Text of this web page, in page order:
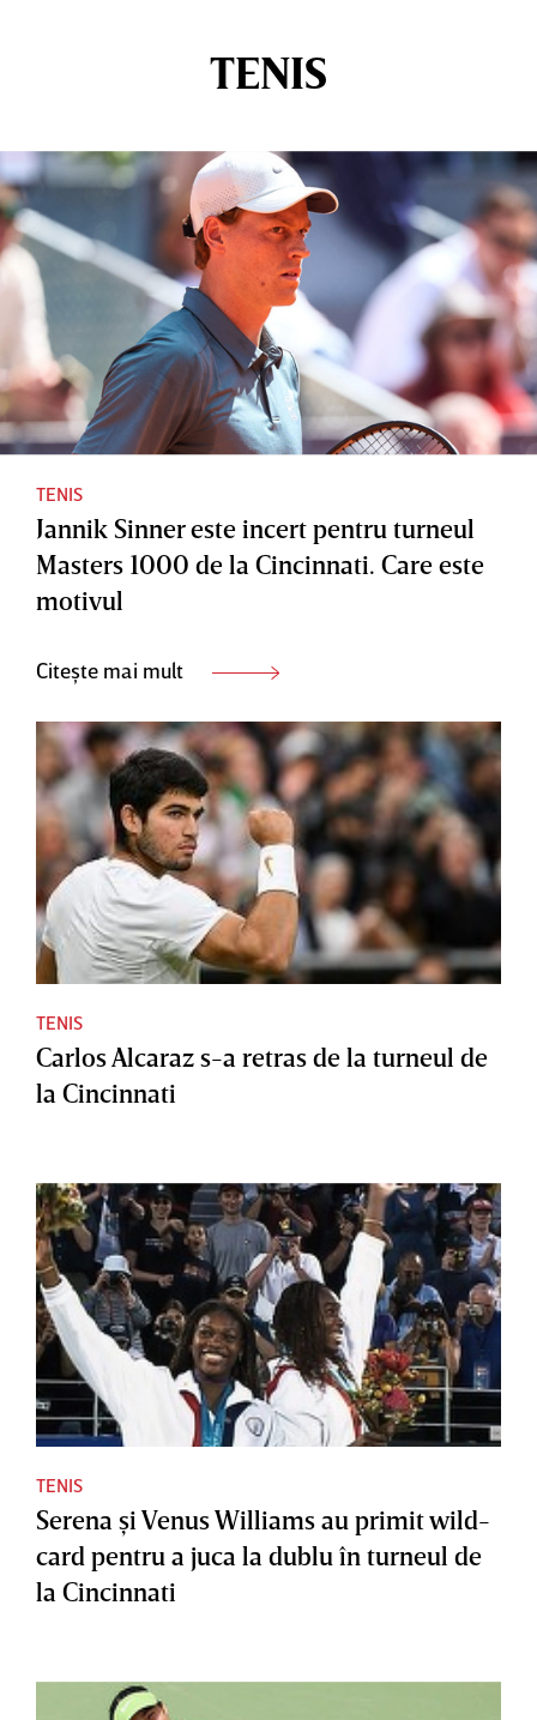
TENIS
TENIS
Jannik Sinner este incert pentru turneul
Masters 1000 de la Cincinnati. Care este
motivul
Citește mai mult
TENIS
Carlos Alcaraz s-a retras de la turneul de
la Cincinnati
TENIS
Serena şi Venus Williams au primit wild-
card pentru a juca la dublu în turneul de
la Cincinnati